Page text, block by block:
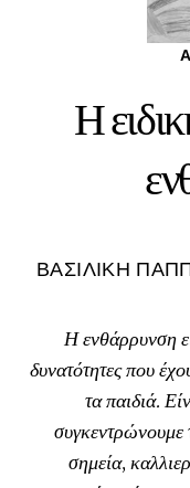
Η
ΒΑΣΙΛΙΚΉ
Η ενθάρρυνση
δυνατότητες που
τα παιδιά.
συγκεντρώνουμε
σημεία,